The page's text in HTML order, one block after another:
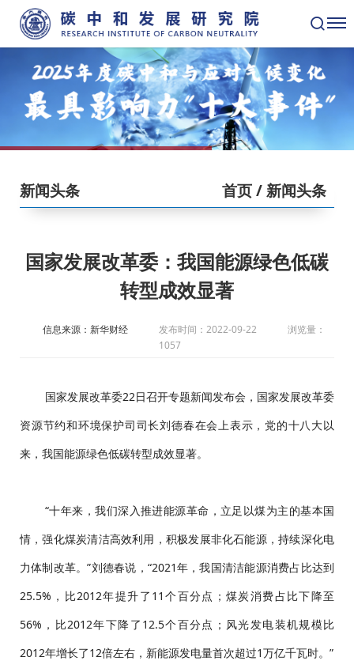
新闻头条 首页/ 新闻头条
国家发展改革委：我国能源绿色低碳
转型成效显著
信息来源：新华财经 发布时间：2022-09-22
浏览量：
1057
国家发展改革委22日召开专题新闻发布会，国家发展改革委
资源节约和环境保护司司长刘德春在会上表示，党的十八大以
来，我国能源绿色低碳转型成效显著。
“十年来，我们深入推进能源革命，立足以煤为主的基本国
情，强化煤炭清洁高效利用，积极发展非化石能源，持续深化电
力体制改革。”刘德春说，“2021年，我国清洁能源消费占比达到
25.5%，比2012年提升了11个百分点；煤炭消费占比下降至
56%，比2012年下降了12.5个百分点；风光发电装机规模比
2012年增长了12倍左右，新能源发电量首次超过1万亿千瓦时。”